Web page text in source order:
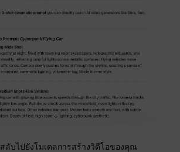
สลับไปยังโมเดลการสร้างวิดีโอของคุณ